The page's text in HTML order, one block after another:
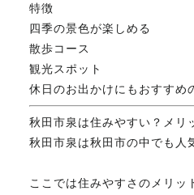
特徴
四季の景色が楽しめる
散歩コース
観光スポット
休日のお出かけにもおすすめ
秋田市泉は住みやすい？メリ
秋田市泉は秋田市の中でも人
ここでは住みやすさのメリッ